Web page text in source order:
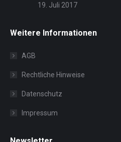
19. Juli 2017
Weitere Informationen
AGB
Rechtliche Hinweise
Datenschutz
Impressum